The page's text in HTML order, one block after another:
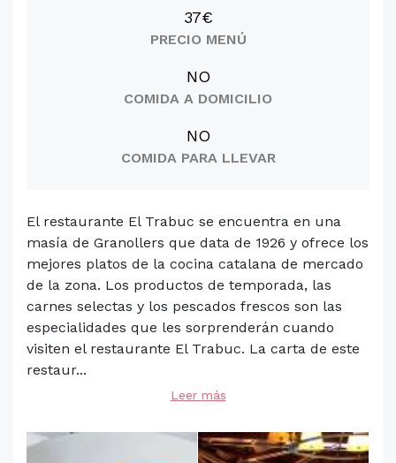
37€
PRECIO MENÚ
NO
COMIDA A DOMICILIO
NO
COMIDA PARA LLEVAR
El restaurante El Trabuc se encuentra en una
masía de Granollers que data de 1926 y ofrece los
mejores platos de la cocina catalana de mercado
de la zona. Los productos de temporada, las
carnes selectas y los pescados frescos son las
especialidades que les sorprenderán cuando
visiten el restaurante El Trabuc. La carta de este
restaur...
Leer más